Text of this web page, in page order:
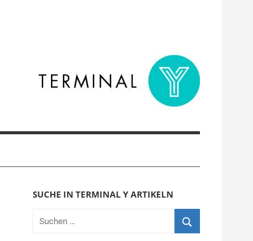
SUCHE IN TERMINAL Y ARTIKELN
Suchen
nach: